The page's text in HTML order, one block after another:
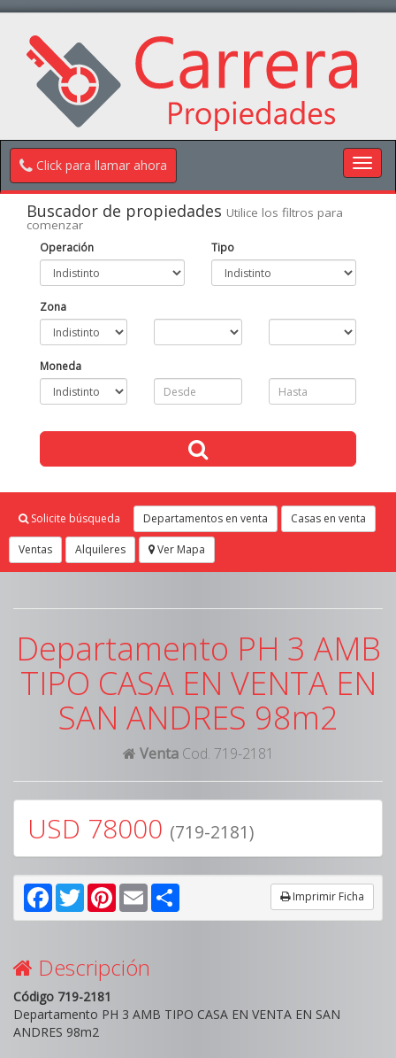
Click para llamar ahora
Buscador de propiedades Utilice los filtros para
comenzar
Operación Tipo
Zona
Moneda
Solicite búsqueda Departamentos en venta Casas en venta
Ventas Alquileres Ver Mapa
Departamento PH 3 AMB
TIPO CASA EN VENTA EN
SAN ANDRES 98m2
VentaCod. 719-2181
USD 78000 (719-2181)
Facebook
TwitterPinterest
Email Imprimir Ficha
Descripción
Código 719-2181
Departamento PH 3 AMB TIPO CASA EN VENTA EN SAN
ANDRES 98m2